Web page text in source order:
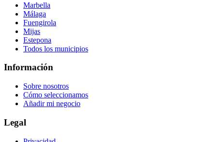
Marbella
Málaga
Fuengirola
Mijas
Estepona
Todos los municipios
Información
Sobre nosotros
Cómo seleccionamos
Añadir mi negocio
Legal